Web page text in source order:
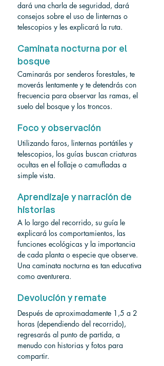
dará una charla de seguridad, dará
consejos sobre el uso de linternas o
telescopios y les explicará la ruta.
Caminata nocturna por el
bosque
Caminarás por senderos forestales, te
moverás lentamente y te detendrás con
frecuencia para observar las ramas, el
suelo del bosque y los troncos.
Foco y observación
Utilizando faros, linternas portátiles y
telescopios, los guías buscan criaturas
ocultas en el follaje o camufladas a
simple vista.
Aprendizaje y narración de
historias
A lo largo del recorrido, su guía le
explicará los comportamientos, las
funciones ecológicas y la importancia
de cada planta o especie que observe.
Una caminata nocturna es tan educativa
como aventurera.
Devolución y remate
Después de aproximadamente 1,5 a 2
horas (dependiendo del recorrido),
regresarás al punto de partida, a
menudo con historias y fotos para
compartir.